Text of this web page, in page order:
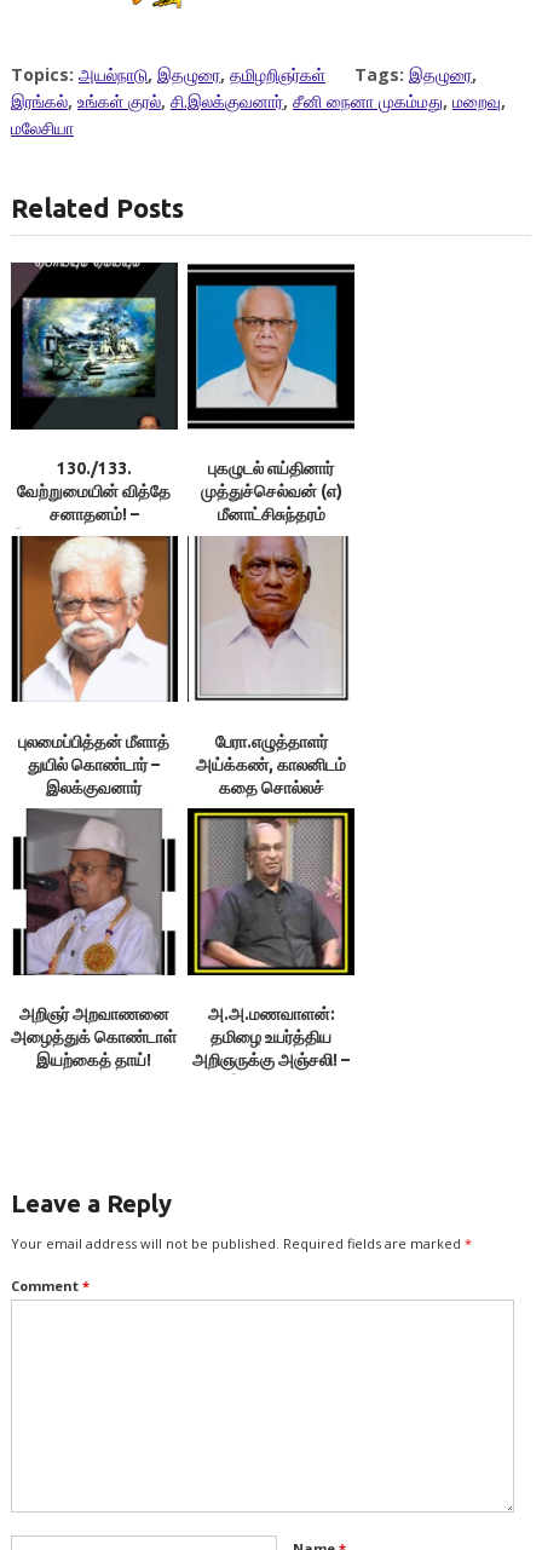
Topics: அயல்நாடு, இதழுரை, தமிழறிஞர்கள் Tags: இதழுரை,
இரங்கல், உங்கள் குரல், சி.இலக்குவனார், சீனி நைனா முகம்மது, மறைவு,
மலேசியா
Related Posts
130./133.
வேற்றுமையின் வித்தே
சனாதனம்! –
இலக்குவனார்திருவள்ளுவன்
புகழுடல் எய்தினார்
முத்துச்செல்வன் (எ)
மீனாட்சிசுந்தரம்
புலமைப்பித்தன் மீளாத்
துயில் கொண்டார் –
இலக்குவனார்
திருவள்ளுவன்
பேரா.எழுத்தாளர்
அய்க்கண், காலனிடம்
கதை சொல்லச்
சென்றார்!
அறிஞர் அறவாணனை
அழைத்துக் கொண்டாள்
இயற்கைத் தாய்!
அ.அ.மணவாளன்:
தமிழை உயர்த்திய
அறிஞருக்கு அஞ்சலி! –
Leave a Reply
Your email address will not be published. Required fields are marked *
Comment *